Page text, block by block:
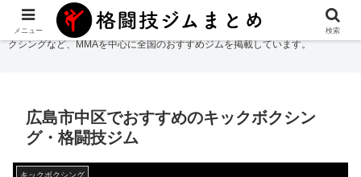
格闘技ジムまとめ
では総合格闘技・柔術・レスリング・キックボクシング・ボ
クシングなど、MMAを中心に全国のおすすめジムを掲載しています。
広島市中区でおすすめのキックボクシン
グ・格闘技ジム
メニュー 検索